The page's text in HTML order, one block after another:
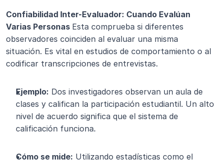
Confiabilidad Inter-Evaluador: Cuando Evalúan
Varias Personas Esta comprueba si diferentes
observadores coinciden al evaluar una misma
situación. Es vital en estudios de comportamiento o al
codificar transcripciones de entrevistas.
Ejemplo: Dos investigadores observan un aula de
clases y califican la participación estudiantil. Un alto
nivel de acuerdo significa que el sistema de
calificación funciona.
Cómo se mide: Utilizando estadísticas como el